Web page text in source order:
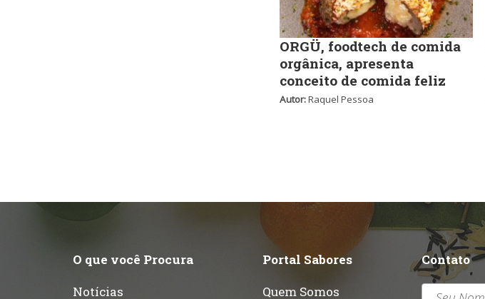
ORGÜ, foodtech de comida
orgânica, apresenta
conceito de comida feliz
Autor:Raquel Pessoa
O que você Procura
Notícias
Portal Sabores
Quem Somos
Contato